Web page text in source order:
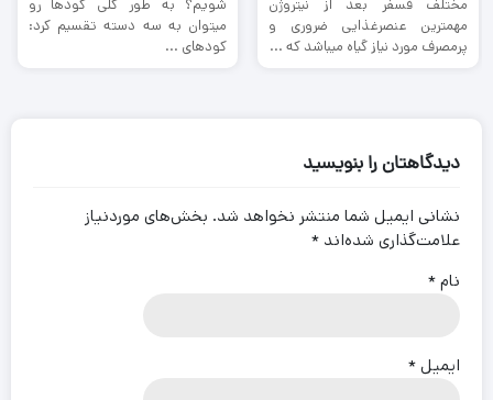
مختلف فسفر بعد از نیتروژن
مهمترین عنصرغذایی ضروری و
پرمصرف مورد نیاز گیاه می­باشد که ...
شویم؟ به طور کلی کودها رو
میتوان به سه دسته تقسیم کرد:
کودهای ...
دیدگاهتان را بنویسید
نشانی ایمیل شما منتشر نخواهد شد. بخش‌های موردنیاز
علامت‌گذاری شده‌اند *
نام*
ایمیل*